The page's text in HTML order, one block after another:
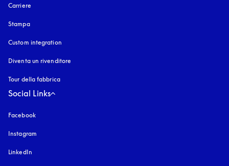
Carriere
Stampa
Custom integration
Diventa un rivenditore
Tour della fabbrica
Social Links
Facebook
Instagram
LinkedIn